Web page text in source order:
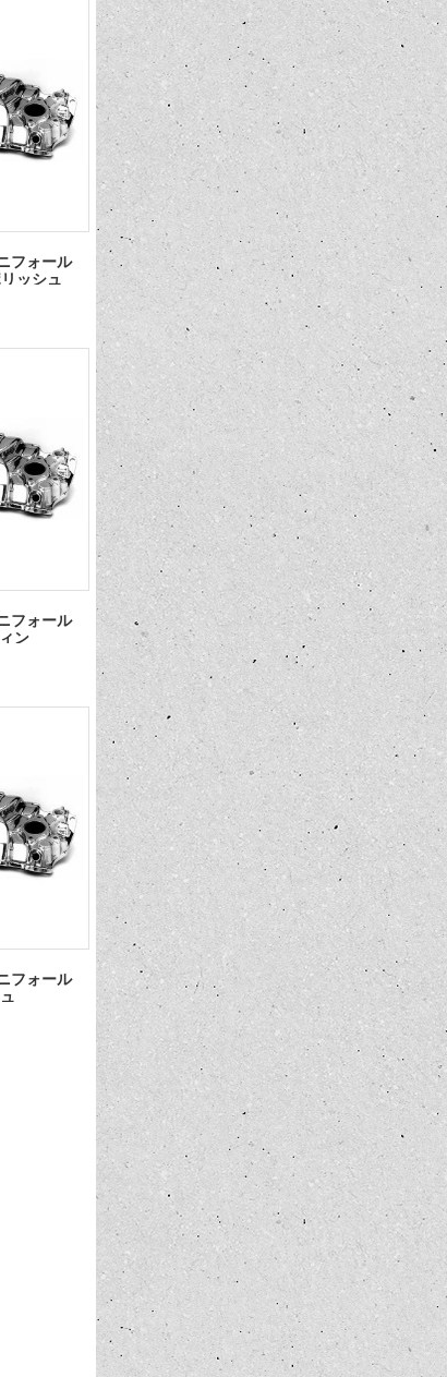
フォール
リッシュ
フォール
ン
フォール